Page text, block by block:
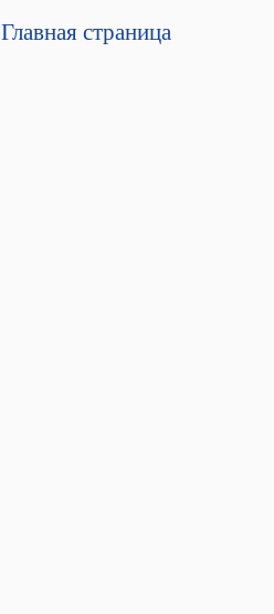
Главная страница